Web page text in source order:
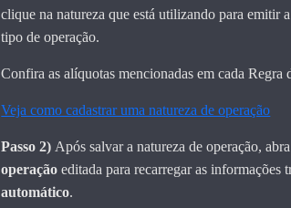
clique na natureza que está utilizando para emitir
tipo de operação.
Confira as alíquotas mencionadas em cada Regra
Veja como cadastrar uma natureza de operação
Passo 2) Após salvar a natureza de operação,
operação editada para recarregar as informações
automático.